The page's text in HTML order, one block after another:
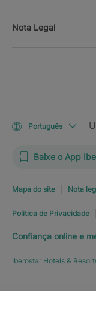
Nota Legal
Português
Baixe o App
Mapa do site Nota
Politica de Privacidade
Confiança online e
Iberostar Hotels &